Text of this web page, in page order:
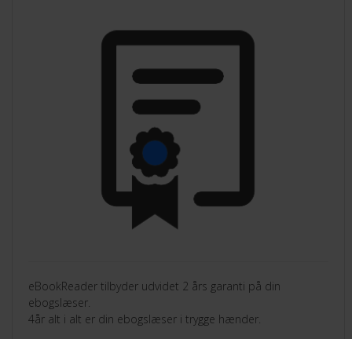
eBookReader tilbyder udvidet 2 års garanti på din
ebogslæser.
4år alt i alt er din ebogslæser i trygge hænder.